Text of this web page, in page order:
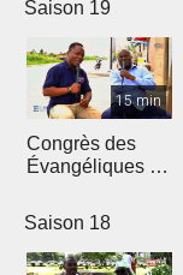
Saison 19
15 min
Congrès des
Évangéliques de
Francophone
Saison 18